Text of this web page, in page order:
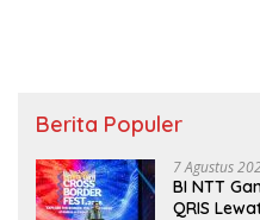
Berita Populer
7 Agustus
BI NTT
QRIS